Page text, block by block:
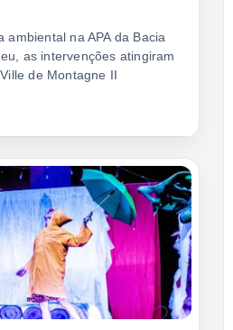
ambiental na APA da Bacia
as intervenções atingiram
de Montagne II